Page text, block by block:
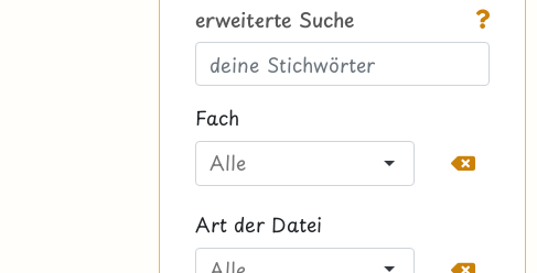
erweiterte Suche
Fach
Art der Datei